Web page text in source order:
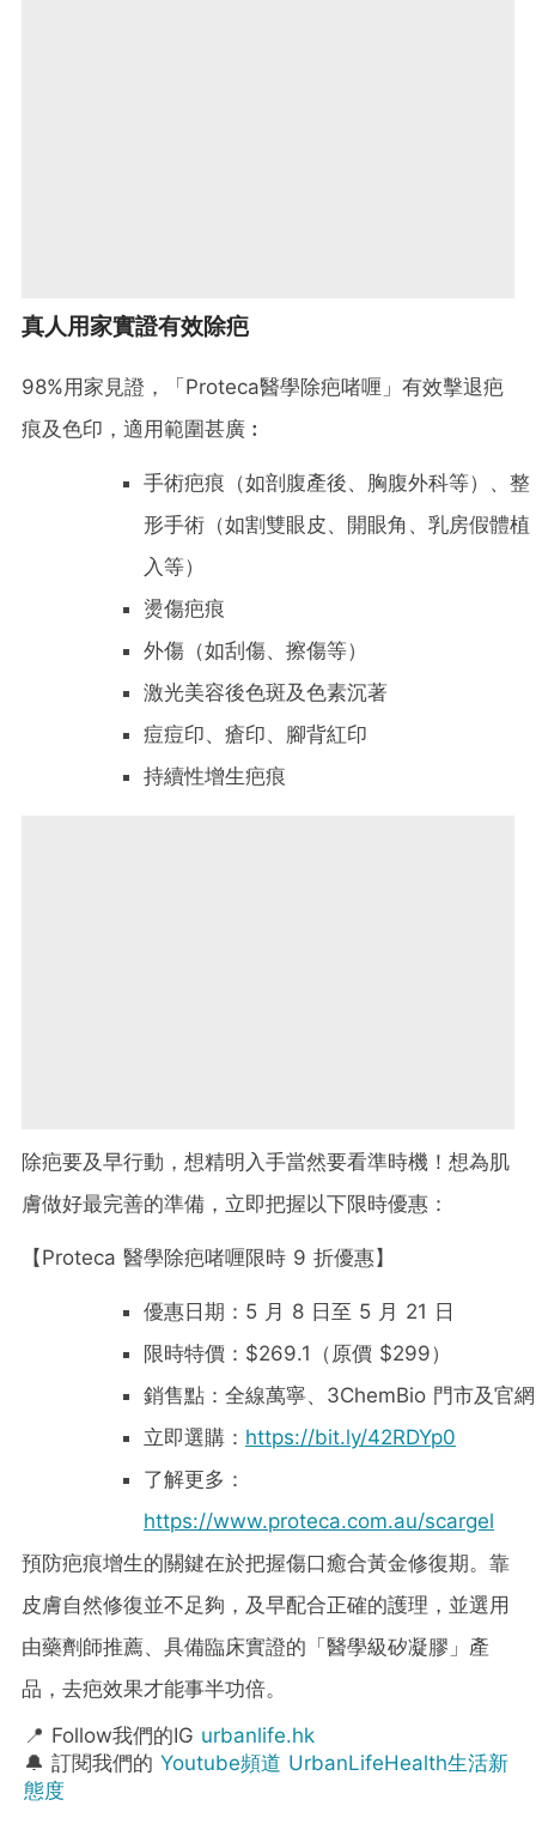
真人用家實證有效除疤
98%用家見證，「Proteca醫學除疤啫喱」有效擊退疤
痕及色印，適用範圍甚廣︰
手術疤痕（如剖腹產後、胸腹外科等）、整
形手術（如割雙眼皮、開眼角、乳房假體植
入等）
燙傷疤痕
外傷（如刮傷、擦傷等）
激光美容後色斑及色素沉著
痘痘印、瘡印、腳背紅印
持續性增生疤痕
除疤要及早行動，想精明入手當然要看準時機！想為肌
膚做好最完善的準備，立即把握以下限時優惠：
【Proteca 醫學除疤啫喱限時 9 折優惠】
優惠日期：5 月 8 日至 5 月 21 日
限時特價：$269.1（原價 $299）
銷售點：全線萬寧、3ChemBio 門市及官網
立即選購： https://bit.ly/42RDYp0
了解更多：
https://www.proteca.com.au/scargel
預防疤痕增生的關鍵在於把握傷口癒合黃金修復期。靠
皮膚自然修復並不足夠，及早配合正確的護理，並選用
由藥劑師推薦、具備臨床實證的「醫學級矽凝膠」產
品，去疤效果才能事半功倍。
📍 Follow我們的IG urbanlife.hk
🔔 訂閱我們的 Youtube頻道 UrbanLifeHealth生活新
態度